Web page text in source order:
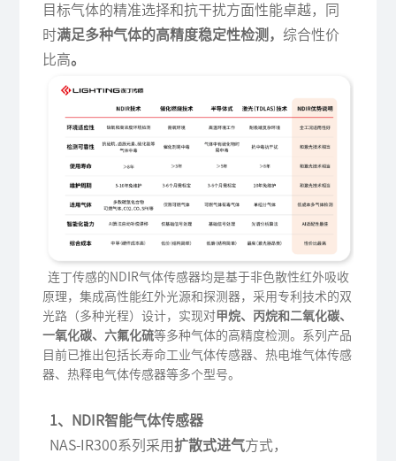
目标气体的精准选择和抗干扰方面性能卓越，同
时满足多种气体的高精度稳定性检测， 综合性价
比高。
连丁传感的NDIR气体传感器均是基于非色散性红外吸收
原理，集成高性能红外光源和探测器，采用专利技术的双
光路（多种光程）设计，实现对 甲烷、丙烷和二氧化碳、
一氧化碳、六氟化硫等多种气体的高精度检测。系列产品
目前已推出包括长寿命工业气体传感器、热电堆气体传感
器、热释电气体传感器等多个型号。
1、NDIR智能气体传感器
NAS-IR300系列采用扩散式进气方式，